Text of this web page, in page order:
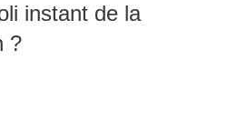
instant de la
?